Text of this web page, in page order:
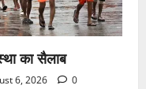
का सैलाब
6, 2026 0